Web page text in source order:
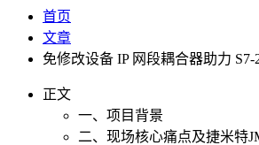
首页
文章
免修改设备 IP 网段耦合器助力
正文
一、项目背景
二、现场核心痛点及捷米特